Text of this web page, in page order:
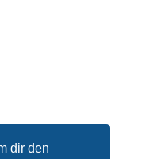
dir den